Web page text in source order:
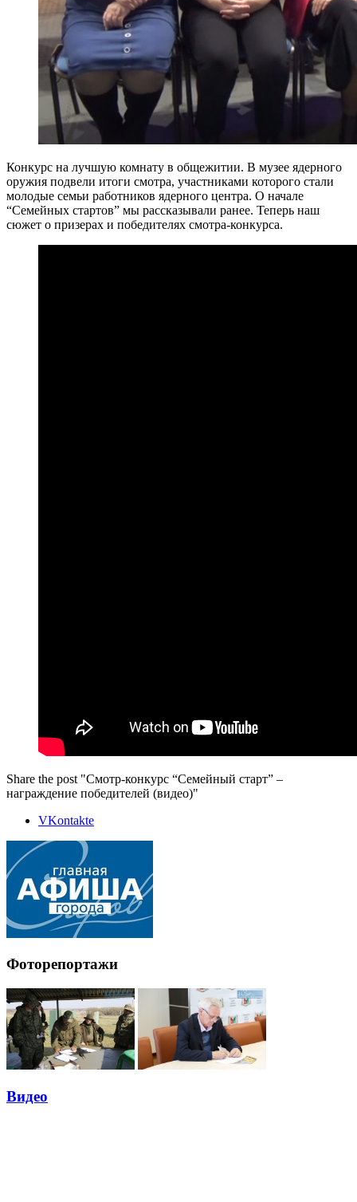
Конкурс на лучшую комнату в общежитии. В музее ядерного
оружия подвели итоги смотра, участниками которого стали
молодые семьи работников ядерного центра. О начале
“Семейных стартов” мы рассказывали ранее. Теперь наш
сюжет о призерах и победителях смотра-конкурса.
Share the post "Смотр-конкурс “Семейный старт” –
награждение победителей (видео)"
VKontakte
Фоторепортажи
Видео